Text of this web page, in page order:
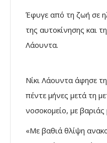
Έφυγε από τη ζωή σε
της αυτοκίνησης και
Λάουντα.
Νίκι Λάουντα άφησε
πέντε μήνες μετά τη
νοσοκομείο, με
«Με βαθιά θλίψη